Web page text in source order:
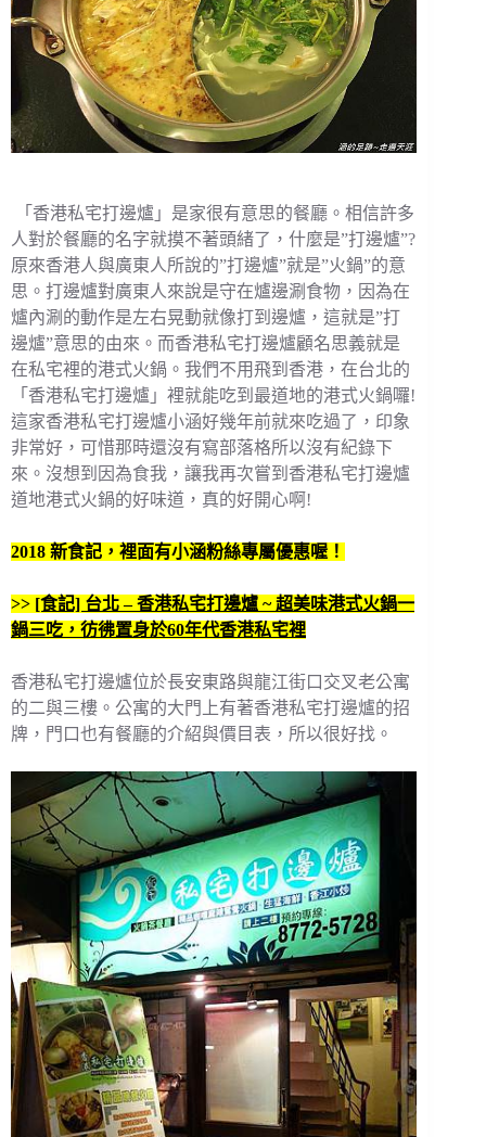
「香港私宅打邊爐」是家很有意思的餐廳。相信許多
人對於餐廳的名字就摸不著頭緒了，什麼是”打邊爐”?
原來香港人與廣東人所說的”打邊爐”就是”火鍋”的意
思。打邊爐對廣東人來說是守在爐邊涮食物，因為在
爐內涮的動作是左右晃動就像打到邊爐，這就是”打
邊爐”意思的由來。而香港私宅打邊爐顧名思義就是
在私宅裡的港式火鍋。我們不用飛到香港，在台北的
「香港私宅打邊爐」裡就能吃到最道地的港式火鍋囉!
這家香港私宅打邊爐小涵好幾年前就來吃過了，印象
非常好，可惜那時還沒有寫部落格所以沒有紀錄下
來。沒想到因為食我，讓我再次嘗到香港私宅打邊爐
道地港式火鍋的好味道，真的好開心啊!
2018 新食記，裡面有小涵粉絲專屬優惠喔！
>> [食記] 台北 – 香港私宅打邊爐 ~ 超美味港式火鍋一
鍋三吃，彷彿置身於60年代香港私宅裡
香港私宅打邊爐位於長安東路與龍江街口交叉老公寓
的二與三樓。公寓的大門上有著香港私宅打邊爐的招
牌，門口也有餐廳的介紹與價目表，所以很好找。